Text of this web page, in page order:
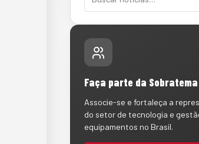
Faça parte da Sobratema
Associe-se e fortaleça a
do setor de tecnologia e
equipamentos no Brasil.